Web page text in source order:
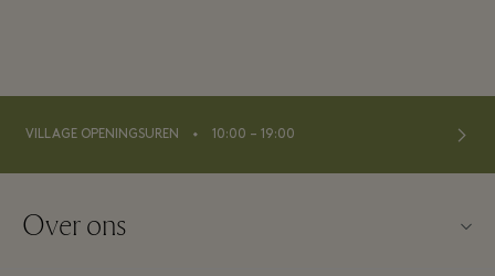
VILLAGE OPENINGSUREN ⬩ 10:00 – 19:00
Over ons